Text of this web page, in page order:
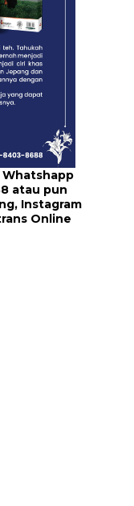
atau pun
, Instagram
Online